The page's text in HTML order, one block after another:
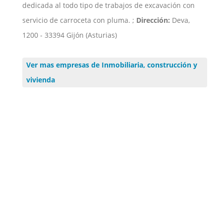
dedicada al todo tipo de trabajos de excavación con
servicio de carroceta con pluma. ; Dirección: Deva,
1200 - 33394 Gijón (Asturias)
Ver mas empresas de Inmobiliaria, construcción y
vivienda